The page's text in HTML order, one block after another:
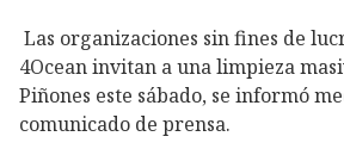
Las organizaciones sin fines de
4Ocean invitan a una limpieza
Piñones este sábado, se informó
comunicado de prensa.